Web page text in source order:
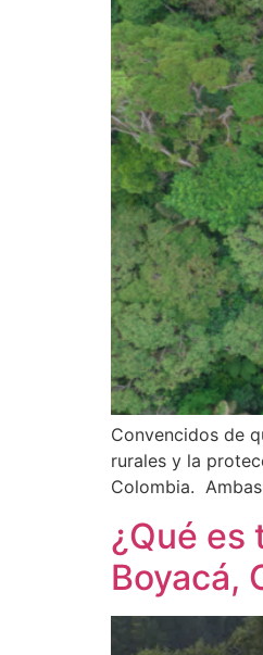
Convencidos de
rurales y la
Colombia.
¿Qué es
Boyacá,